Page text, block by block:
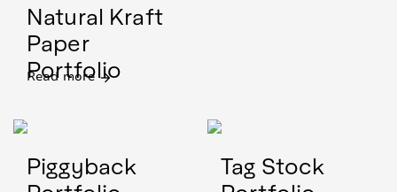
Natural Kraft
Paper
Portfolio
Read more arrow_forward
Piggyback
Tag Stock